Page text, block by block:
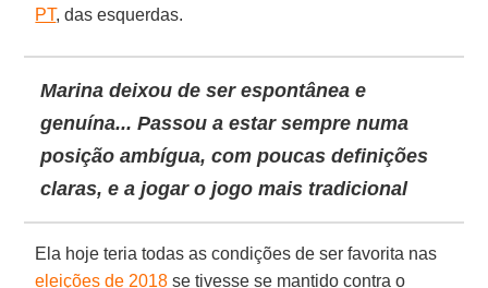
PT, das esquerdas.
Marina deixou de ser espontânea e
genuína... Passou a estar sempre numa
posição ambígua, com poucas definições
claras, e a jogar o jogo mais tradicional
Ela hoje teria todas as condições de ser favorita nas
eleições de 2018 se tivesse se mantido contra o